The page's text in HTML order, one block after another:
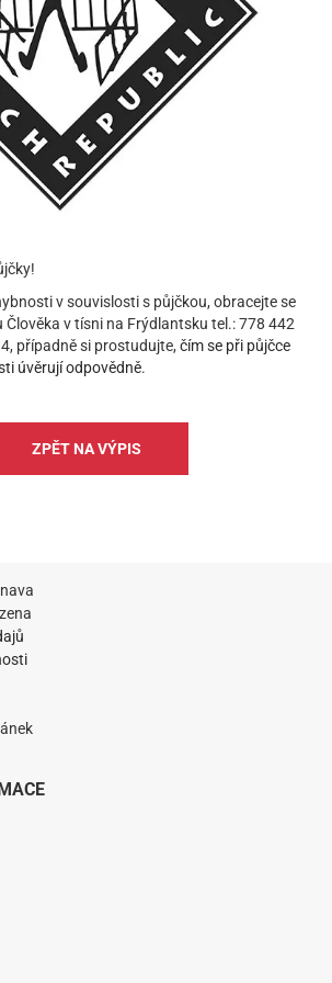
v souvislosti s půjčkou, obracejte se
v tísni na Frýdlantsku tel.: 778 442
případně si prostudujte, čím se při půjčce
úvěrují odpovědně.
ZPĚT NA VÝPIS